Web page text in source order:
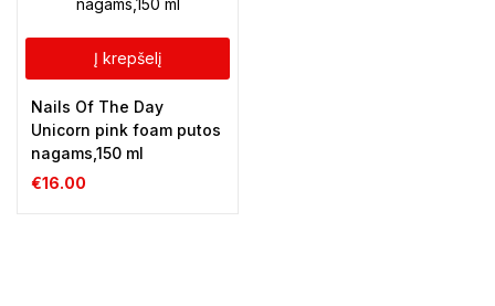
Į krepšelį
Nails Of The Day
Unicorn pink foam putos
nagams,150 ml
€16.00
Prisijungti
Registracija